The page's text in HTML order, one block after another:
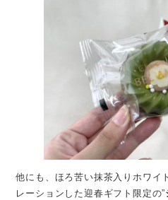
他にも、ほろ苦い抹茶入りホワイ
レーションした迎春ギフト限定の”